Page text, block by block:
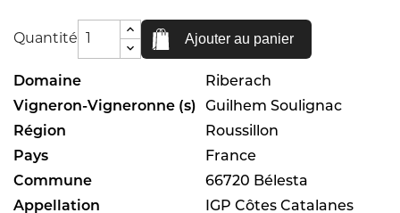
Quantité Ajouter au panier
Domaine
Riberach
Vigneron-Vigneronne (s)
Guilhem Soulignac
Région
Roussillon
Pays
France
Commune
66720 Bélesta
Appellation
IGP Côtes Catalanes